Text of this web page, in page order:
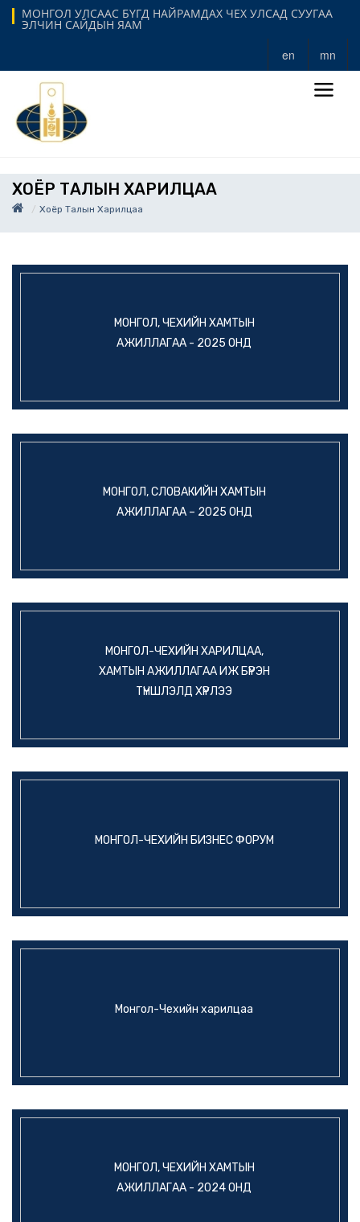
МОНГОЛ УЛСААС БҮГД НАЙРАМДАХ ЧЕХ УЛСАД СУУГАА
ЭЛЧИН САЙДЫН ЯАМ
en mn
ХОЁР ТАЛЫН ХАРИЛЦАА
Хоёр Талын Харилцаа
МОНГОЛ, ЧЕХИЙН ХАМТЫН
АЖИЛЛАГАА - 2025 ОНД
МОНГОЛ, СЛОВАКИЙН ХАМТЫН
АЖИЛЛАГАА – 2025 ОНД
МОНГОЛ-ЧЕХИЙН ХАРИЛЦАА,
ХАМТЫН АЖИЛЛАГАА ИЖ БҮРЭН
ТҮНШЛЭЛД ХҮРЛЭЭ
МОНГОЛ-ЧЕХИЙН БИЗНЕС ФОРУМ
Монгол-Чехийн харилцаа
МОНГОЛ, ЧЕХИЙН ХАМТЫН
АЖИЛЛАГАА - 2024 ОНД